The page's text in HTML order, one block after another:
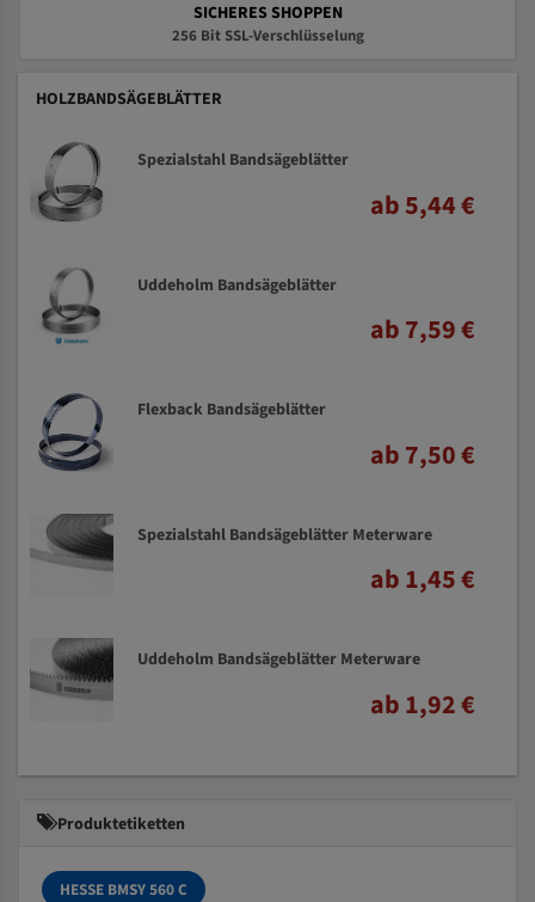
SICHERES SHOPPEN
256 Bit SSL-Verschlüsselung
HOLZBANDSÄGEBLÄTTER
Spezialstahl Bandsägeblätter
ab 5,44 €
Uddeholm Bandsägeblätter
ab 7,59 €
Flexback Bandsägeblätter
ab 7,50 €
Spezialstahl Bandsägeblätter Meterware
ab 1,45 €
Uddeholm Bandsägeblätter Meterware
ab 1,92 €
Produktetiketten
HESSE BMSY 560 C